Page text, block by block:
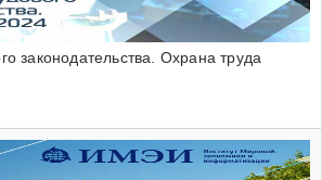
законодательства. Охрана труда